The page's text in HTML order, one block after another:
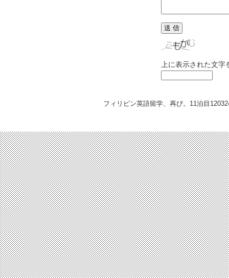
上に表示された文
フィリピン英語留学、再び。11泊目